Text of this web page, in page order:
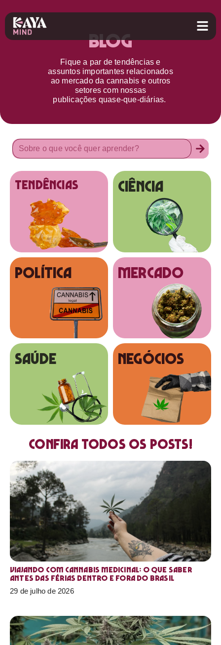
Blog
Fique a par detendências e
assuntos importantes relacionados
ao mercado da cannabis e outros
setorescom nossas
publicações quase-que-diárias.
tendências Ciência
Política MERCADO
SAÚDE NEGÓCIOS
Confira todos os posts!
Viajando com cannabis medicinal: o que saber
antes das férias dentro e fora do Brasil
29 de julho de 2026